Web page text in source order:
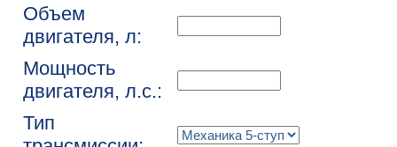
Объем
двигателя, л:
Мощность
двигателя, л.с.:
Тип